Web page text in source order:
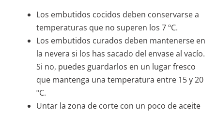
Los embutidos cocidos deben conservarse a
temperaturas que no superen los 7 ºC.
Los embutidos curados deben mantenerse en
la nevera si los has sacado del envase al vacío.
Si no, puedes guardarlos en un lugar fresco
que mantenga una temperatura entre 15 y 20
ºC.
Untar la zona de corte con un poco de aceite